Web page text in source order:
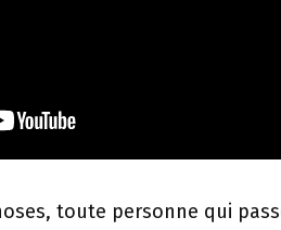
toute personne qui